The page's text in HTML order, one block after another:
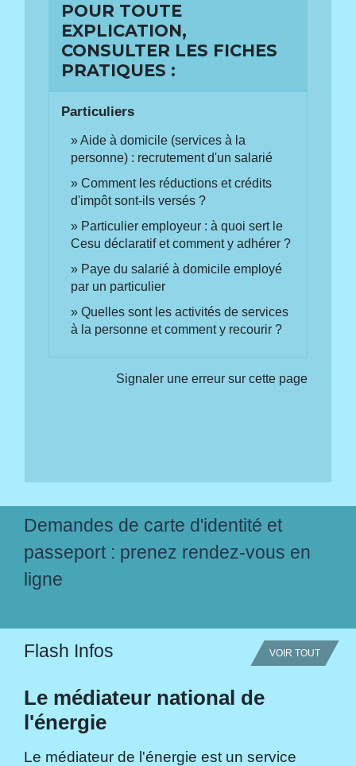
POUR TOUTE
EXPLICATION,
CONSULTER LES FICHES
PRATIQUES :
Particuliers
Aide à domicile (services à la
personne) : recrutement d'un salarié
Comment les réductions et crédits
d'impôt sont-ils versés ?
Particulier employeur : à quoi sert le
Cesu déclaratif et comment y adhérer ?
Paye du salarié à domicile employé
par un particulier
Quelles sont les activités de services
à la personne et comment y recourir ?
Signaler une erreur sur cette page
Demandes de carte d'identité et
passeport : prenez rendez-vous en
ligne
Flash Infos VOIR TOUT
Le médiateur national de
l'énergie
Le médiateur de l'énergie est un service